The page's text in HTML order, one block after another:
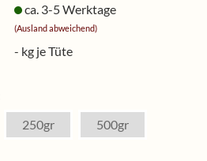
ca. 3-5 Werktage
(Ausland abweichend)
- kg je Tüte
250gr 500gr